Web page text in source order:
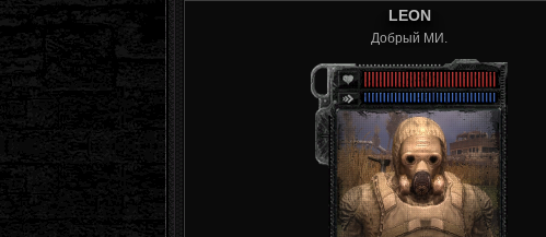
LEON
Добрый МИ.